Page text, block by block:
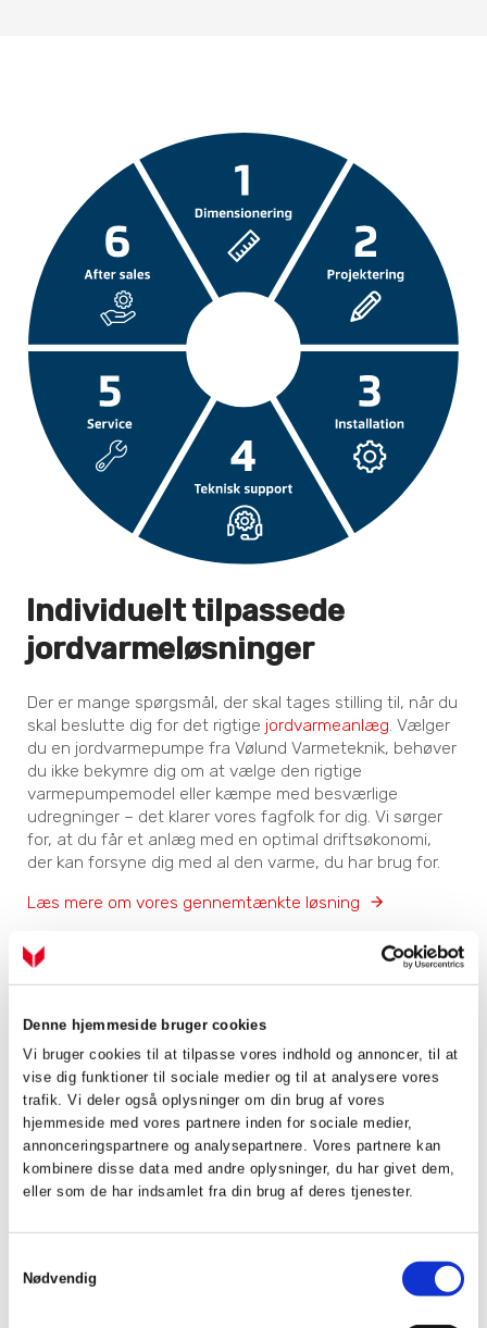
Denne hjemmeside bruger cookies
Vi bruger cookies til at tilpasse vores indhold og annoncer, til at
vise dig funktioner til sociale medier og til at analysere vores
trafik. Vi deler også oplysninger om din brug af vores
hjemmeside med vores partnere inden for sociale medier,
annonceringspartnere og analysepartnere. Vores partnere kan
kombinere disse data med andre oplysninger, du har givet dem,
eller som de har indsamlet fra din brug af deres tjenester.
Nødvendig
Individuelt tilpassede
jordvarmeløsninger
Der er mange spørgsmål, der skal tages stilling til, når du
skal beslutte dig for det rigtige jordvarmeanlæg . Vælger
du en jordvarmepumpe fra Vølund Varmeteknik, behøver
du ikke bekymre dig om at vælge den rigtige
varmepumpemodel eller kæmpe med besværlige
udregninger – det klarer vores fagfolk for dig. Vi sørger
for, at du får et anlæg med en optimal driftsøkonomi,
der kan forsyne dig med al den varme, du har brug for.
Læs mere om vores gennemtænkte løsning
Er du i tvivl om, hvilken type
varmepumpe du skal vælge?
Jordvarmepumpen er blot én af dem. Luft-til-vand